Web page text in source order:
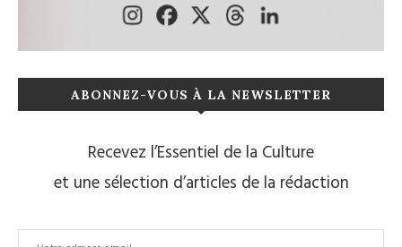
ABONNEZ-VOUS À LA NEWSLETTER
Recevez l’Essentiel de la Culture
et une sélection d’articles de la rédaction